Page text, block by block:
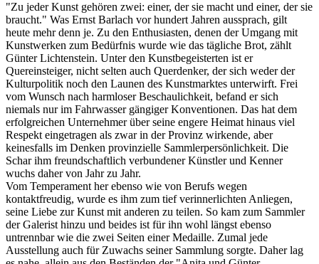
"Zu jeder Kunst gehören zwei: einer, der sie macht und einer, der sie
braucht." Was Ernst Barlach vor hundert Jahren aussprach, gilt
heute mehr denn je. Zu den Enthusiasten, denen der Umgang mit
Kunstwerken zum Bedürfnis wurde wie das tägliche Brot, zählt
Günter Lichtenstein. Unter den Kunstbegeisterten ist er
Quereinsteiger, nicht selten auch Querdenker, der sich weder der
Kulturpolitik noch den Launen des Kunstmarktes unterwirft. Frei
vom Wunsch nach harmloser Beschaulichkeit, befand er sich
niemals nur im Fahrwasser gängiger Konventionen. Das hat dem
erfolgreichen Unternehmer über seine engere Heimat hinaus viel
Respekt eingetragen als zwar in der Provinz wirkende, aber
keinesfalls im Denken provinzielle Sammlerpersönlichkeit. Die
Schar ihm freundschaftlich verbundener Künstler und Kenner
wuchs daher von Jahr zu Jahr.
Vom Temperament her ebenso wie von Berufs wegen
kontaktfreudig, wurde es ihm zum tief verinnerlichten Anliegen,
seine Liebe zur Kunst mit anderen zu teilen. So kam zum Sammler
der Galerist hinzu und beides ist für ihn wohl längst ebenso
untrennbar wie die zwei Seiten einer Medaille. Zumal jede
Ausstellung auch für Zuwachs seiner Sammlung sorgte. Daher lag